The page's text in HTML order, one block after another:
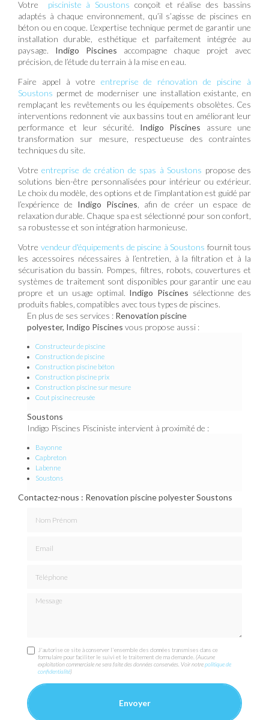
Votre pisciniste à Soustons conçoit et réalise des bassins
adaptés à chaque environnement, qu’il s’agisse de piscines en
béton ou en coque. L’expertise technique permet de garantir une
installation durable, esthétique et parfaitement intégrée au
paysage. Indigo Piscines accompagne chaque projet avec
précision, de l’étude du terrain à la mise en eau.
Faire appel à votre entreprise de rénovation de piscine à
Soustons permet de moderniser une installation existante, en
remplaçant les revêtements ou les équipements obsolètes. Ces
interventions redonnent vie aux bassins tout en améliorant leur
performance et leur sécurité. Indigo Piscines assure une
transformation sur mesure, respectueuse des contraintes
techniques du site.
Votreentreprise de création de spas à Soustons propose des
solutions bien-être personnalisées pour intérieur ou extérieur.
Le choix du modèle, des options et de l’implantation est guidé par
l’expérience de Indigo Piscines , afin de créer un espace de
relaxation durable. Chaque spa est sélectionné pour son confort,
sa robustesse et son intégration harmonieuse.
Votre vendeur d'équipements de piscine à Soustons fournit tous
les accessoires nécessaires à l’entretien, à la filtration et à la
sécurisation du bassin. Pompes, filtres, robots, couvertures et
systèmes de traitement sont disponibles pour garantir une eau
propre et un usage optimal. Indigo Piscines sélectionne des
produits fiables, compatibles avec tous types de piscines.
En plus de ses services : Renovation piscine
polyester, Indigo Piscines vous propose aussi :
Constructeur de piscine
Construction de piscine
Construction piscine béton
Construction piscine prix
Construction piscine sur mesure
Cout piscine creusée
Soustons
Indigo Piscines Pisciniste intervient à proximité de :
Bayonne
Capbreton
Labenne
Soustons
Contactez-nous : Renovation piscine polyester Soustons
Message
J'autorise ce site à conserver l'ensemble des données transmises dans ce
formulaire pour faciliter le suivi et le traitement de ma demande.(Aucune
exploitation commerciale ne sera faite des données conservées. Voir notrepolitique de
confidentialité)